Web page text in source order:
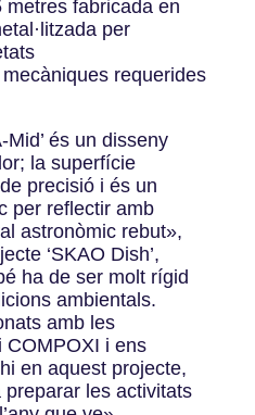
metres fabricada en
per
requerides
Mid’ és un disseny
la superfície
precisió i és un
per reflectir amb
astronòmic rebut»,
‘SKAO Dish’,
ha de ser molt rígid
ambientals.
amb les
COMPOXI i ens
en aquest projecte,
les activitats